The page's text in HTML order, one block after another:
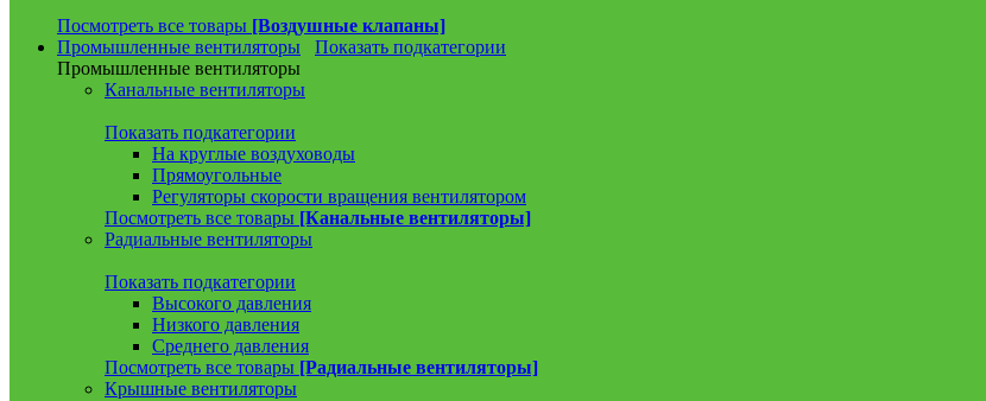
Посмотреть все товары [Воздушные клапаны]
Промышленные вентиляторы
Показать подкатегории
Промышленные вентиляторы
Канальные вентиляторы
Показать подкатегории
На круглые воздуховоды
Прямоугольные
Регуляторы скорости вращения вентилятором
Посмотреть все товары [Канальные вентиляторы]
Радиальные вентиляторы
Показать подкатегории
Высокого давления
Низкого давления
Среднего давления
Посмотреть все товары [Радиальные вентиляторы]
Крышные вентиляторы